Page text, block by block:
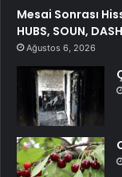
Mesai Sonrası
HUBS, SOUN,
Ağustos 6, 2026